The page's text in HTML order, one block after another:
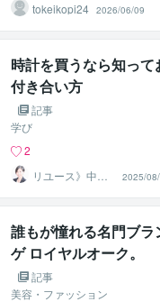
tokeikopi24 2026/06/09
時計を買うなら知っ
付き合い方
記事
学び
2
リユース》中古
ブランド・貴金
属鑑定くろこ
2025/
誰もが憧れる名門ブ
ゲ ロイヤルオーク。
記事
美容・ファッション